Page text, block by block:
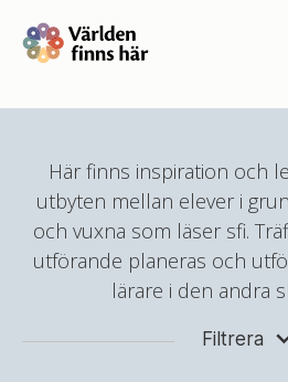
Här finns inspiration och
utbyten mellan elever i
och vuxna som läser sfi.
utförande planeras och
lärare i den andra
Filtrera